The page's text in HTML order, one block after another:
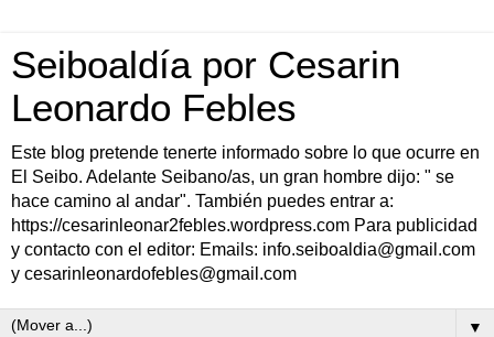
Seiboaldía por Cesarin
Leonardo Febles
Este blog pretende tenerte informado sobre lo que ocurre en
El Seibo. Adelante Seibano/as, un gran hombre dijo: " se
hace camino al andar". También puedes entrar a:
https://cesarinleonar2febles.wordpress.com Para publicidad
y contacto con el editor: Emails: info.seiboaldia@gmail.com
y cesarinleonardofebles@gmail.com
▼